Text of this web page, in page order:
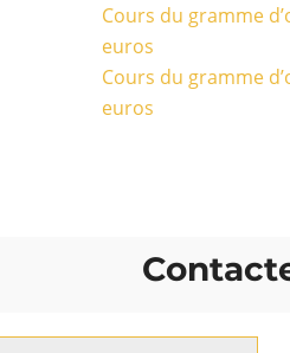
Cours du gramme
euros
Cours du gramme
euros